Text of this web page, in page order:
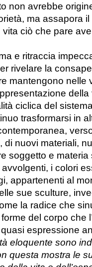
non avrebbe
ma assapora
ciò che pare
e ritraccia
rivelare la
mantengono nelle
della
ciclica del
trasformarsi in
di nuovi materiali,
soggetto e materia
i colori
appartenenti al
sue sculture,
la radice che
del corpo che
espressione
eloquente sono
questa mostra le